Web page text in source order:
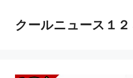
クールニュース１２